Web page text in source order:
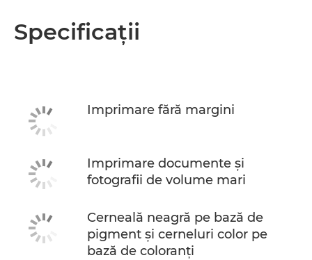
Specificaţii
Imprimare fără margini
Imprimare documente şi
fotografii de volume mari
Cerneală neagră pe bază de
pigment şi cerneluri color pe
bază de coloranţi